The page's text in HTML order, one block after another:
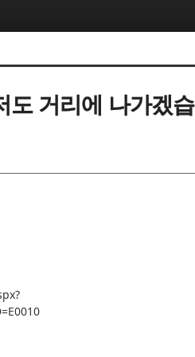
도 거리에 나가겠